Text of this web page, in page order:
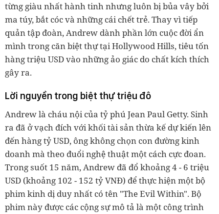
từng giàu nhất hành tinh nhưng luôn bị bủa vây bởi
ma túy, bắt cóc và những cái chết trẻ. Thay vì tiếp
quản tập đoàn, Andrew dành phần lớn cuộc đời ẩn
mình trong căn biệt thự tại Hollywood Hills, tiêu tốn
hàng triệu USD vào những ảo giác do chất kích thích
gây ra.
Lời nguyền trong biệt thự triệu đô
Andrew là cháu nội của tỷ phú Jean Paul Getty. Sinh
ra đã ở vạch đích với khối tài sản thừa kế dự kiến lên
đến hàng tỷ USD, ông không chọn con đường kinh
doanh mà theo đuổi nghệ thuật một cách cực đoan.
Trong suốt 15 năm, Andrew đã đổ khoảng 4 - 6 triệu
USD (khoảng 102 - 152 tỷ VNĐ) để thực hiện một bộ
phim kinh dị duy nhất có tên "The Evil Within". Bộ
phim này được các cộng sự mô tả là một công trình